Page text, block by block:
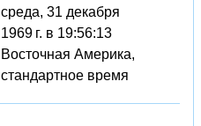
среда, 31 декабря
1969 г. в 19:56:13
Восточная Америка,
стандартное время